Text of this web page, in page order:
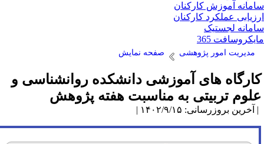
آموزش کارکنان
عملکرد کارکنان
لجستیک
365
امور پژوهشی صفحه نمایش
های آموزشی دانشکده روانشناسی و
تربیتی به مناسبت هفته پژوهش
بروزرسانی: ۱۴۰۲/۹/۱۵ |